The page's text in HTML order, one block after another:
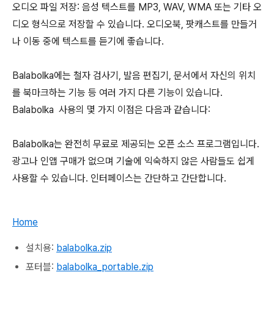
오디오 파일 저장: 음성 텍스트를 MP3, WAV, WMA 또는 기타 오
디오 형식으로 저장할 수 있습니다. 오디오북, 팟캐스트를 만들거
나 이동 중에 텍스트를 듣기에 좋습니다.
Balabolka에는 철자 검사기, 발음 편집기, 문서에서 자신의 위치
를 북마크하는 기능 등 여러 가지 다른 기능이 있습니다.
Balabolka 사용의 몇 가지 이점은 다음과 같습니다:
Balabolka는 완전히 무료로 제공되는 오픈 소스 프로그램입니다.
광고나 인앱 구매가 없으며 기술에 익숙하지 않은 사람들도 쉽게
사용할 수 있습니다. 인터페이스는 간단하고 간단합니다.
Home
설치용: balabolka.zip
포터블: balabolka_portable.zip